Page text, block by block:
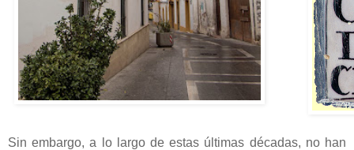
Sin embargo, a lo largo de estas últimas décadas, no han